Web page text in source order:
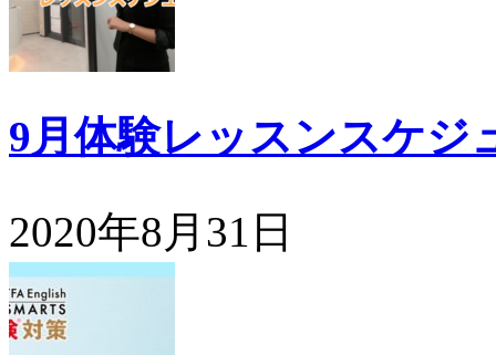
9月体験レッスンスケジ
2020年8月31日